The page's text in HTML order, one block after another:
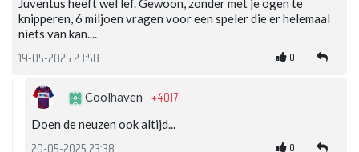
Juventus heeft wel lef. Gewoon, zonder met je ogen te
knipperen, 6 miljoen vragen voor een speler die er helemaal
niets van kan....
19-05-2025 23:58 0
Coolhaven +4017
Doen de neuzen ook altijd...
0